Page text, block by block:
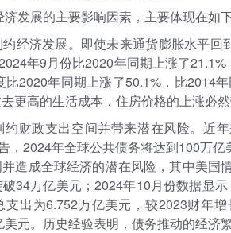
发展的主要影响因素，主要体现在如下
经济发展。即使未来通货膨胀水平
年9月份比2020年同期上涨了
比2020年同期上涨了50.1%，比2014
更高的生活成本，住房价格的上涨必
约财政支出空间并带来潜在风险。近
，2024年全球公共债务将达到100万
造成全球经济的潜在风险，其中美
34万亿美元；2024年10月份数据显
支出为6.752万亿美元，较2023财年
元。历史经验表明，债务推动的经济